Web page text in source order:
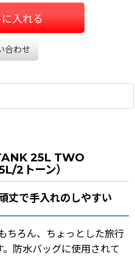
入れる
合わせ
25L TWO
2トーン）
丈で手入れのしやすい
ちろん、ちょっとした旅行
防水バッグに使用されて